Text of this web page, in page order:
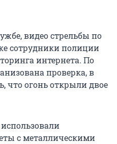
видео стрельбы по
сотрудники полиции
интернета. По
проверка, в
что огонь открыли двое
с металлическими